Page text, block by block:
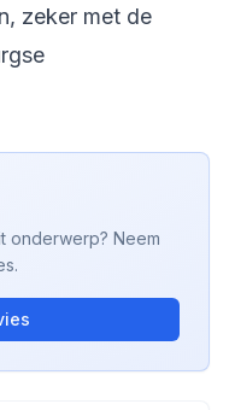
zeker met de
onderwerp? Neem